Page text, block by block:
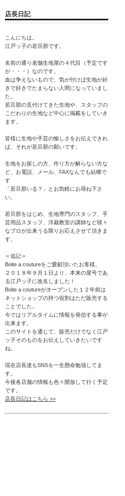
店長日記
こんにちは。
江戸ッ子の若旦那です。
名前の通り老舗生地屋の４代目（予定です
が・・・）なのです。
血は争えないもので、気が付けば生地が好
きで好きでたまらない人間になっていまし
た。
若旦那の見付けてきた生地や、スタッフの
こだわりの生地など中心に掲載をしていき
ます。
皆様に生地や手芸の愉しさをお伝えできれ
ば、それが若旦那の願いです。
生地をお探しの方、作り方が解らない方な
ど、お電話、メール、FAXなんでも結構で
す
「若旦那いる？」とお気軽にお尋ね下さ
い。
若旦那をはじめ、生地専門のスタッフ、手
芸用品スタッフ、洋裁教室の講師など様々
なプロが出来うる限りお応えさせて頂きま
す。
＝追記＝
Boite a coutureをご愛顧頂いたお客様。
２０１８年９月１日より、本来の屋号であ
る江戸ッ子に改名しました！
Boite a coutureがオープンした１２年前は
ネットショップの持つ役割はただ販売する
ことでした。
今ではリアルタイムに情報を発信する事が
出来ます。
このサイトを通じて、販売だけでなく江戸
ッ子そのものをお伝えしていきたいです
ね。
現在店長達もSNSを一生懸命勉強してま
す。
今後各店舗の情報も色々開放して行く予定
です。
店長日記はこちら >>